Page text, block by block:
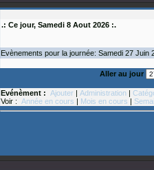
.: Ce jour, Samedi 8 Aout 2026 :.
Evènements pour la journée: Samedi 27 Juin
Aller au jour
Evénèment : Ajouter | Administration |
Voir : Année en cours | Mois en cours |